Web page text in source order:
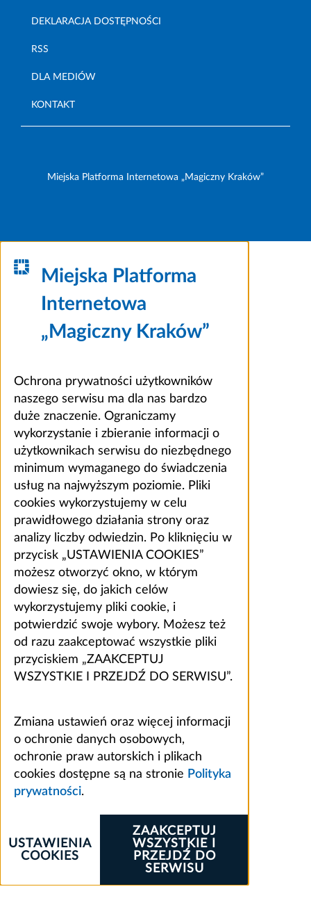
DEKLARACJA DOSTĘPNOŚCI
RSS
DLA MEDIÓW
KONTAKT
Miejska Platforma Internetowa „Magiczny Kraków”
Miejska Platforma
Internetowa
„Magiczny Kraków”
Ochrona prywatności użytkowników
naszego serwisu ma dla nas bardzo
duże znaczenie. Ograniczamy
wykorzystanie i zbieranie informacji o
użytkownikach serwisu do niezbędnego
minimum wymaganego do świadczenia
usług na najwyższym poziomie. Pliki
cookies wykorzystujemy w celu
prawidłowego działania strony oraz
analizy liczby odwiedzin. Po kliknięciu w
przycisk „USTAWIENIA COOKIES”
możesz otworzyć okno, w którym
dowiesz się, do jakich celów
wykorzystujemy pliki cookie, i
potwierdzić swoje wybory. Możesz też
od razu zaakceptować wszystkie pliki
przyciskiem „ZAAKCEPTUJ
WSZYSTKIE I PRZEJDŹ DO SERWISU”.
Zmiana ustawień oraz więcej informacji
o ochronie danych osobowych,
ochronie praw autorskich i plikach
cookies dostępne są na stronie Polityka
prywatności.
ZAAKCEPTUJ
WSZYSTKIE I
PRZEJDŹ DO
SERWISU
USTAWIENIA
COOKIES